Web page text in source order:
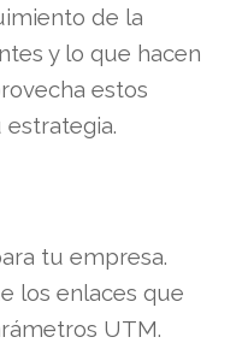
de la
y lo que hacen
estos
tu empresa.
los enlaces que
UTM.